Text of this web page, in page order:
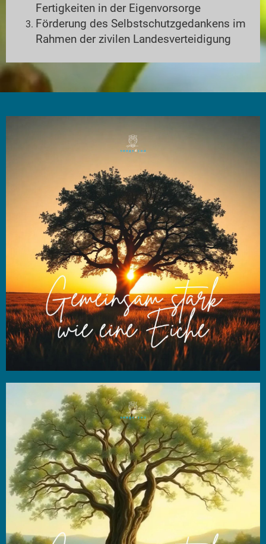
Fertigkeiten in der Eigenvorsorge
Förderung des Selbstschutzgedankens im
Rahmen der zivilen Landesverteidigung